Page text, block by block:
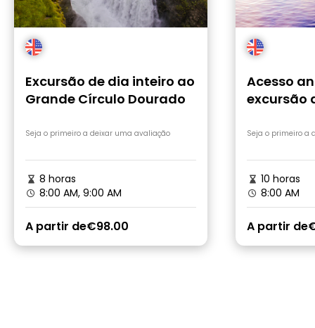
Excursão de dia inteiro ao
Grande Círculo Dourado
Seja o primeiro a deixar uma avaliação
8 horas
8:00 AM, 9:00 AM
A partir de€98.00
Acesso
excursão
Secreta
Seja o primeiro a
10 horas
8:00 AM
A partir de